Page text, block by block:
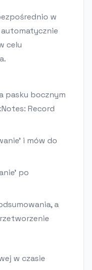
w
automatycznie
celu
pasku bocznym
Record
i mów do
po
a
w czasie